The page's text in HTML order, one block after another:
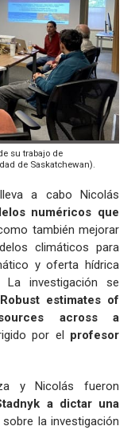
su trabajo de
de Saskatchewan).
a cabo Nicolás
numéricos que
también mejorar
climáticos para
y oferta hídrica
La investigación se
estimates of
across a
por el profesor
y Nicolás fueron
a dictar una
la investigación